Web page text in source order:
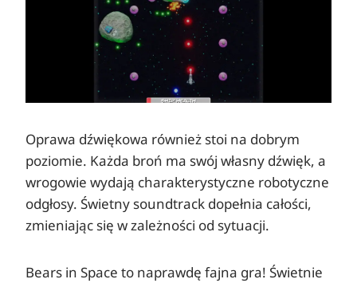
Oprawa dźwiękowa również stoi na dobrym
poziomie. Każda broń ma swój własny dźwięk, a
wrogowie wydają charakterystyczne robotyczne
odgłosy. Świetny soundtrack dopełnia całości,
zmieniając się w zależności od sytuacji.
Bears in Space to naprawdę fajna gra! Świetnie